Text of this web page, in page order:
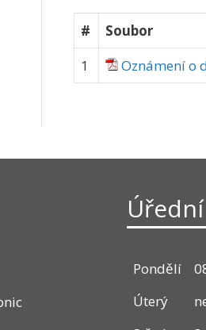
# Soubor
1
Oznámení o
Pondělí
Úterý